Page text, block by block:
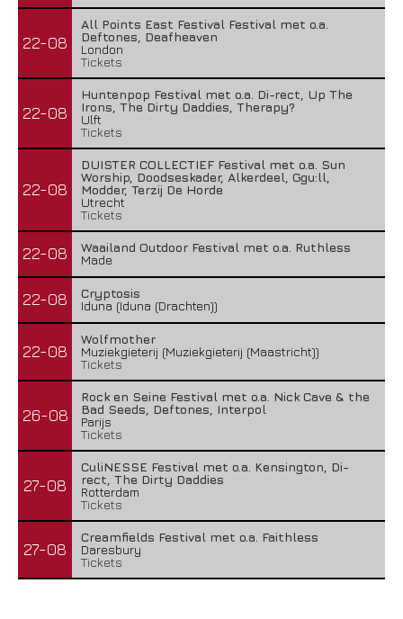
22-08
All Points East Festival Festival met o.a.
Deftones, Deafheaven
London
Tickets
22-08
Huntenpop Festival met o.a. Di-rect, Up The
Irons, The Dirty Daddies, Therapy?
Ulft
Tickets
22-08
DUISTER COLLECTIEF Festival met o.a. Sun
Worship, Doodseskader, Alkerdeel, Ggu:ll,
Modder, Terzij De Horde
Utrecht
Tickets
22-08
Waailand Outdoor Festival met o.a. Ruthless
Made
22-08
Cryptosis
Iduna (Iduna (Drachten))
22-08
Wolfmother
Muziekgieterij (Muziekgieterij (Maastricht))
Tickets
26-08
Rock en Seine Festival met o.a. Nick Cave & the
Bad Seeds, Deftones, Interpol
Parijs
Tickets
27-08
CuliNESSE Festival met o.a. Kensington, Di-
rect, The Dirty Daddies
Rotterdam
Tickets
27-08
Creamfields Festival met o.a. Faithless
Daresbury
Tickets